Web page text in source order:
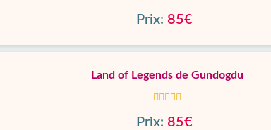
Prix: 85€
Land of Legends de Gundogdu
Prix: 85€